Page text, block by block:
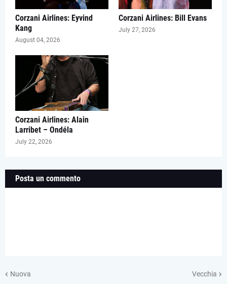
Corzani Airlines: Eyvind
Kang
August 04, 2026
Corzani Airlines: Bill Evans
July 27, 2026
Corzani Airlines: Alain
Larribet – Ondéla
July 22, 2026
Posta un commento
Nuova Vecchia